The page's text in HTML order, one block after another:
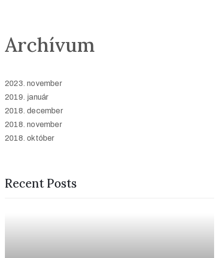
Archívum
2023. november
2019. január
2018. december
2018. november
2018. október
Recent Posts